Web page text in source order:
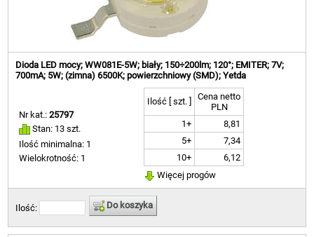
Dioda LED mocy; WW081E-5W; biały; 150÷200lm; 120°; EMITER; 7V;
700mA; 5W; (zimna) 6500K; powierzchniowy (SMD); Yetda
Nr kat.:25797
Stan: 13 szt.
Ilość minimalna: 1
Wielokrotność: 1
Ilość [ szt. ]
Cena netto
PLN
1+
8,81
5+
7,34
10+
6,12
Więcej progów
Ilość: Do koszyka